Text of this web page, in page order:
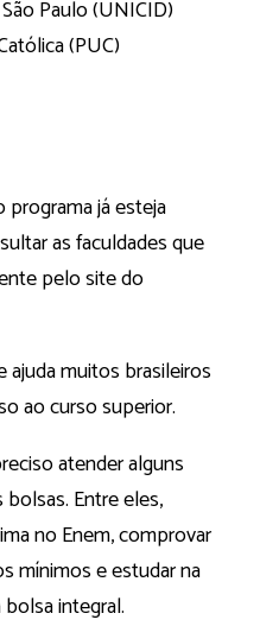
Paulo (UNICID)
(PUC)
já esteja
as faculdades que
pelo site do
ajuda muitos brasileiros
ao curso superior.
atender alguns
Entre eles,
no Enem, comprovar
mínimos e estudar na
integral.